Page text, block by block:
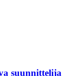
suunnittelija